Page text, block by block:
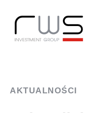
AKTUALNOŚCI